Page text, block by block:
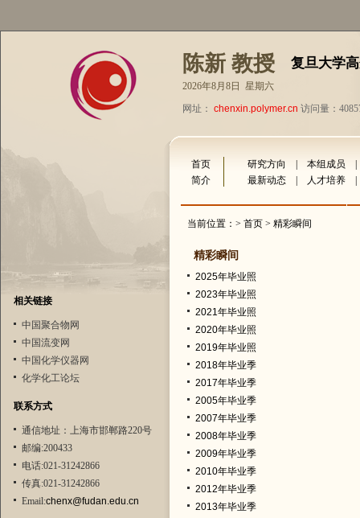
陈新 教授 复旦大学
2026年8月8日 星期六
网址： chenxin.polymer.cn 访问量：
相关链接
中国聚合物网
中国流变网
中国化学仪器网
化学化工论坛
联系方式
通信地址：上海市邯郸路220号
邮编:200433
电话:021-31242866
传真:021-31242866
Email:chenx@fudan.edu.cn
首页 研究方向 本组成员
简介
最新动态 人才培养
当前位置：> 首页 > 精彩瞬间
精彩瞬间
2025年毕业照
2023年毕业照
2021年毕业照
2020年毕业照
2019年毕业照
2018年毕业季
2017年毕业季
2005年毕业季
2007年毕业季
2008年毕业季
2009年毕业季
2010年毕业季
2012年毕业季
2013年毕业季